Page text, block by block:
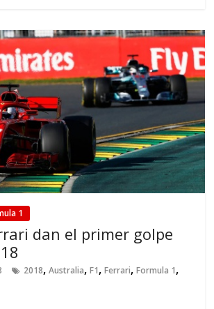
1
dan el primer golpe
2018,Australia,F1,Ferrari,Formula 1,